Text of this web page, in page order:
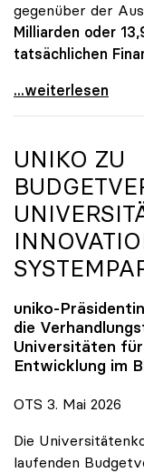
gegenüber der
Milliarden oder
tatsächlichen
\"Österreich ist
...weiterlesen
UNIKO ZU
uniko-
die
Universitäten
Entwicklung im
OTS 3. Mai 2026
Die
laufenden